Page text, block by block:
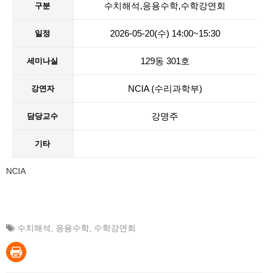
구분 수치해석,응용수학,수학강연회
일정 2026-05-20(수) 14:00~15:30
세미나실 129동 301호
강연자 NCIA (수리과학부)
담당교수 강명주
기타
NCIA
수치해석 응용수학 수학강연회